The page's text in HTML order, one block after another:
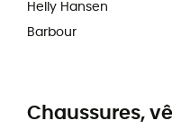
Helly Hansen
Barbour
Chaussures,